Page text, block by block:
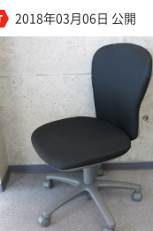
2018年03月06日 公開